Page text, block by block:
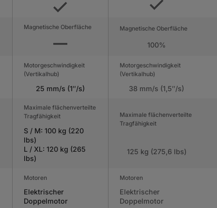
Magnetische Oberfläche Magnetische Oberfläche
100%
Motorgeschwindigkeit
(Vertikalhub)
25 mm/s (1″/s)
Motorgeschwindigkeit
(Vertikalhub)
38 mm/s (1,5″/s)
Maximale flächenverteilte
Tragfähigkeit
S / M: 100 kg (220
lbs)
L / XL: 120 kg (265
lbs)
Maximale flächenverteilte
Tragfähigkeit
125 kg (275,6 lbs)
Motoren
Elektrischer
Doppelmotor
Motoren
Elektrischer
Doppelmotor